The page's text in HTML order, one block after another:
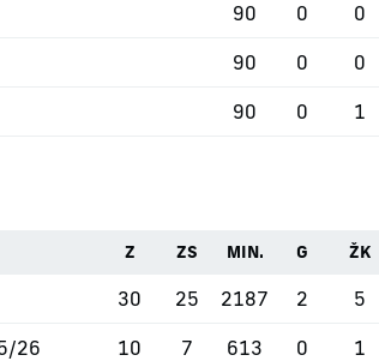
90 0 0
90 0 0
90 0 1
Z ZS MIN. G ŽK
30 25 2187 2 5
26 10 7 613 0 1